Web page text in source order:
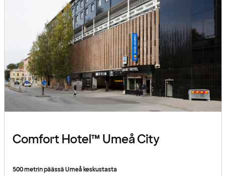
Comfort Hotel™ Umeå City
500 metrin päässä Umeå keskustasta